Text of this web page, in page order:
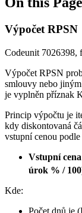
Výpočet RPSN
Codeunit 7026398,
Výpočet RPSN
smlouvy nebo
je vyplněn příznak
Princip výpočtu je
kdy diskontovaná
vstupní cenou podle
Vstupní
úrok % /
Kde:
Počet dnů je